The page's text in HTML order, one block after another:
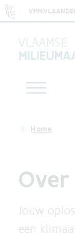
VLAAMSE
Over
Jouw
een